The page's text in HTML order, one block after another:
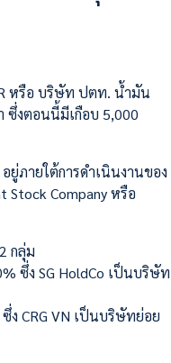
หรือ บริษัท ปตท. น้ำมัน
ซึ่งตอนนี้มีเกือบ 5,000
ยู่ภายใต้การดำเนินงานของ
Stock Company หรือ
กลุ่ม
ซึ่ง SG HoldCo เป็นบริษัท
ง CRG VN เป็นบริษัทย่อย